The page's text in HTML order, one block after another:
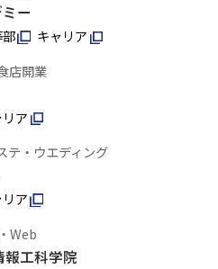
ー
キャリア
店開業
ア
テ・ウエディング
ア
Web
報工科学院